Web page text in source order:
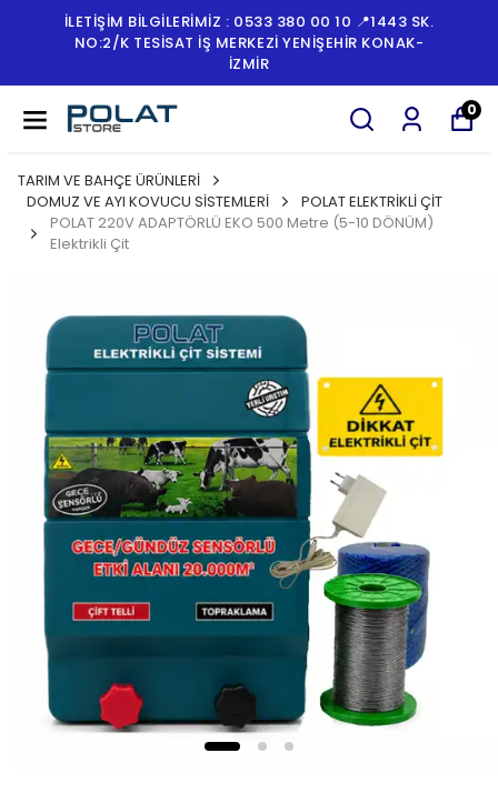
İLETİŞİM BİLGİLERİMİZ : 0533 380 00 10 📍1443 SK.
NO:2/K TESISAT İŞ MERKEZI YENIŞEHIR KONAK-
İZMİR
0
TARIM VE BAHÇE ÜRÜNLERİ
DOMUZ VE AYI KOVUCU SİSTEMLERİ
POLAT ELEKTRİKLİ ÇİT
POLAT 220V ADAPTÖRLÜ EKO 500 Metre (5-10 DÖNÜM)
Elektrikli Çit